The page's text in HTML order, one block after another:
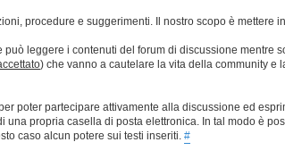
procedure e suggerimenti. Il nostro scopo è
leggere i contenuti del forum di discussione mentre
) che vanno a cautelare la vita della community e
poter partecipare attivamente alla discussione ed
propria casella di posta elettronica. In tal modo è
caso alcun potere sui testi inseriti. #